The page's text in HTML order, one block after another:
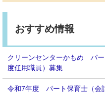
へ
おすすめ情報
クリーンセンターかもめ パ
度任用職員）募集
令和7年度 パート保育士（会